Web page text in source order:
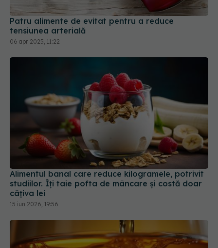
Patru alimente de evitat pentru a reduce
tensiunea arterială
06 apr 2025, 11:22
Alimentul banal care reduce kilogramele, potrivit
studiilor. Îți taie pofta de mâncare și costă doar
câțiva lei
15 iun 2026, 19:56